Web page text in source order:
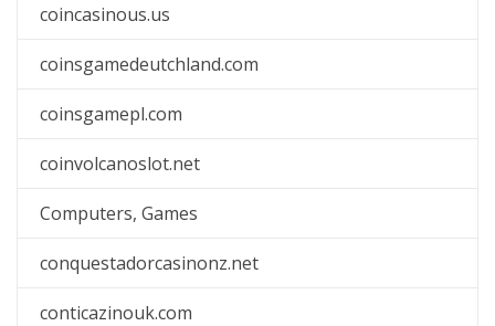
coincasinous.us
coinsgamedeutchland.com
coinsgamepl.com
coinvolcanoslot.net
Computers, Games
conquestadorcasinonz.net
conticazinouk.com